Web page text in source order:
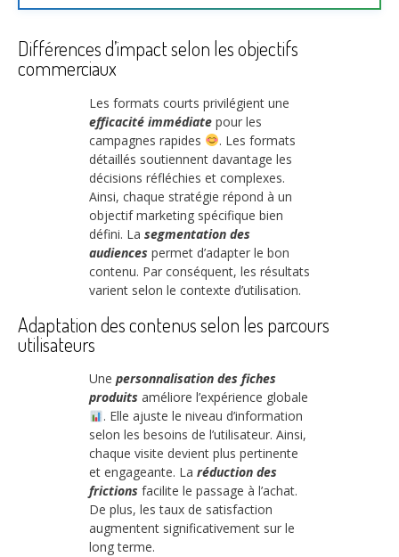
Différences d’impact selon les objectifs
commerciaux
Les formats courts privilégient une
efficacité immédiate pour les
campagnes rapides
. Les formats
détaillés soutiennent davantage les
décisions réfléchies et complexes.
Ainsi, chaque stratégie répond à un
objectif marketing spécifique bien
défini. La segmentation des
audiences permet d’adapter le bon
contenu. Par conséquent, les résultats
varient selon le contexte d’utilisation.
Adaptation des contenus selon les parcours
utilisateurs
Une personnalisation des fiches
produits améliore l’expérience globale
. Elle ajuste le niveau d’information
selon les besoins de l’utilisateur. Ainsi,
chaque visite devient plus pertinente
et engageante. La réduction des
frictions facilite le passage à l’achat.
De plus, les taux de satisfaction
augmentent significativement sur le
long terme.